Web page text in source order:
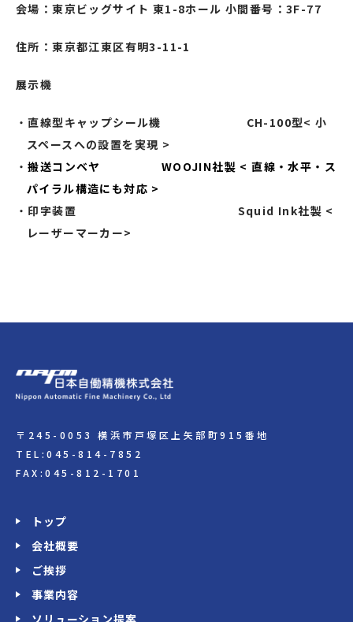
会場：東京ビッグサイト 東1-8ホール 小間番号：3F-77
住所：東京都江東区有明3-11-1
展示機
直線型キャップシール機 CH-100型<小
スペースへの設置を実現 >
搬送コンベヤ WOOJIN社製 < 直線・水平・ス
パイラル構造にも対応 >
印字装置 Squid Ink社製 <
レーザーマーカー>
〒245-0053 横浜市戸塚区上矢部町915番地
TEL:045-814-7852
FAX:045-812-1701
トップ
会社概要
ご挨拶
事業内容